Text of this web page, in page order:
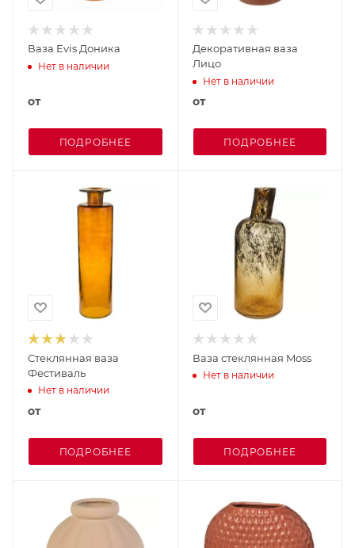
Ваза Evis Доника
Нет в наличии
от
ПОДРОБНЕЕ
Декоративная ваза
Лицо
Нет в наличии
от
ПОДРОБНЕЕ
Стеклянная ваза
Фестиваль
Нет в наличии
от
ПОДРОБНЕЕ
Ваза стеклянная Moss
Нет в наличии
от
ПОДРОБНЕЕ